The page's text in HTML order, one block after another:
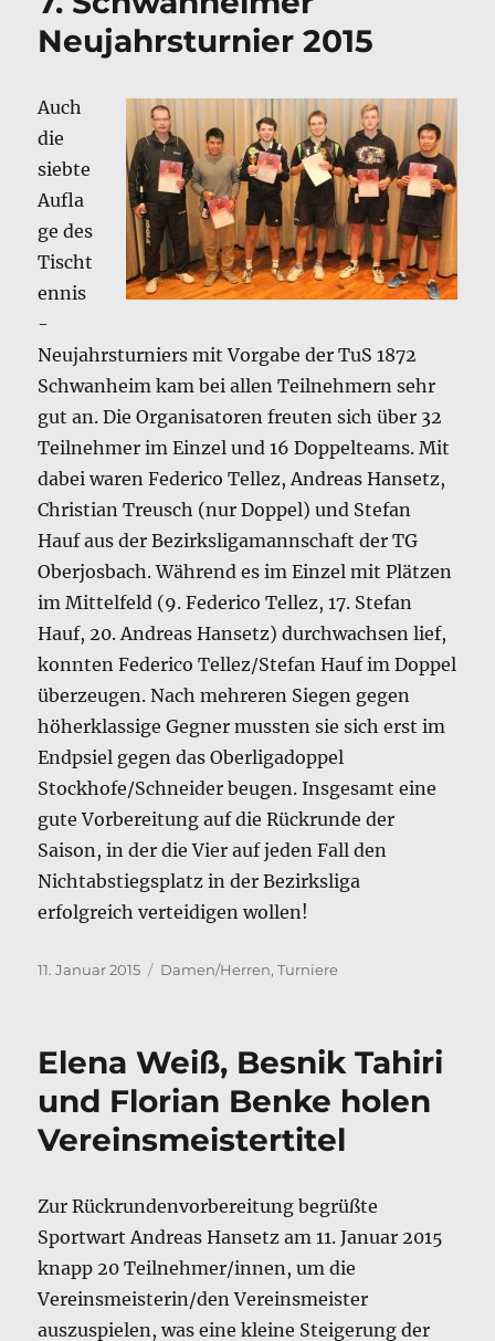
Neujahrsturnier 2015
Auch
die
siebte
Aufla
ge des
Tischt
ennis
-
Neujahrsturniers mit Vorgabe der TuS 1872
Schwanheim kam bei allen Teilnehmern sehr
gut an. Die Organisatoren freuten sich über 32
Teilnehmer im Einzel und 16 Doppelteams. Mit
dabei waren Federico Tellez, Andreas Hansetz,
Christian Treusch (nur Doppel) und Stefan
Hauf aus der Bezirksligamannschaft der TG
Oberjosbach. Während es im Einzel mit Plätzen
im Mittelfeld (9. Federico Tellez, 17. Stefan
Hauf, 20. Andreas Hansetz) durchwachsen lief,
konnten Federico Tellez/Stefan Hauf im Doppel
überzeugen. Nach mehreren Siegen gegen
höherklassige Gegner mussten sie sich erst im
Endpsiel gegen das Oberligadoppel
Stockhofe/Schneider beugen. Insgesamt eine
gute Vorbereitung auf die Rückrunde der
Saison, in der die Vier auf jeden Fall den
Nichtabstiegsplatz in der Bezirksliga
erfolgreich verteidigen wollen!
Veröffentlicht
11. Januar 2015 Kategorien
Damen/Herren,Turniere
Elena Weiß, Besnik Tahiri
und Florian Benke holen
Vereinsmeistertitel
Zur Rückrundenvorbereitung begrüßte
Sportwart Andreas Hansetz am 11. Januar 2015
knapp 20 Teilnehmer/innen, um die
Vereinsmeisterin/den Vereinsmeister
auszuspielen, was eine kleine Steigerung der